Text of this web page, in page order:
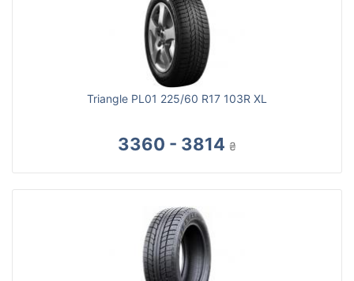
Triangle PL01 225/60 R17 103R XL
3360 - 3814 ₴